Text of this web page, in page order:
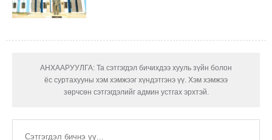
АНХААРУУЛГА: Та сэтгэгдэл бичихдээ хууль зүйн болон
ёс суртахууны хэм хэмжээг хүндэтгэнэ үү. Хэм хэмжээ
зөрчсөн сэтгэгдэлийг админ устгах эрхтэй.